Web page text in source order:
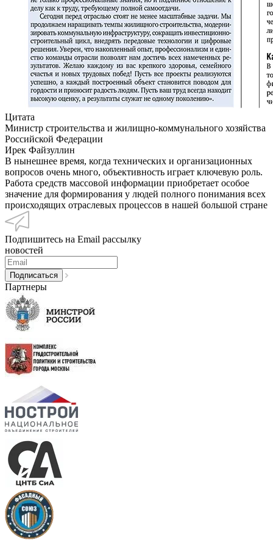
Цитата
Министр строительства и жилищно-коммунального хозяйства
Российской Федерации
Ирек Файзуллин
В нынешнее время, когда технических и организационных
вопросов очень много, объективность играет ключевую роль.
Работа средств массовой информации приобретает особое
значение для формирования у людей полного понимания всех
происходящих отраслевых процессов в нашей большой стране
Подпишитесь на Email рассылку
новостей
Партнеры